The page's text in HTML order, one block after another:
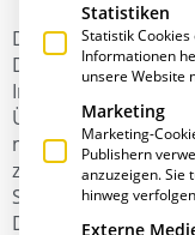
Das mobile
Dashboard
Informationen eines
Über die
mit allen
zuzuweisen und
Stand eines
Dokumentensuche
Statistiken
Statistik
Informationen
unsere Website
Marketing
Marketing-
Publishern
anzuzeigen. Sie
hinweg
Externe